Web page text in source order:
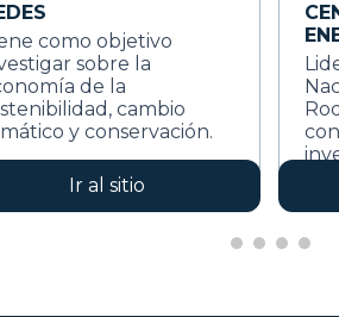
como objetivo
sobre la
de la
cambio
y conservación.
Ir al sitio